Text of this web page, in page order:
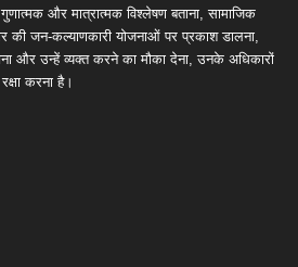
और मात्रात्मक विश्लेषण बताना, सामाजिक
जन-कल्याणकारी योजनाओं पर प्रकाश डालना,
और उन्हें व्यक्त करने का मौका देना, उनके अधिकारों
करना है।